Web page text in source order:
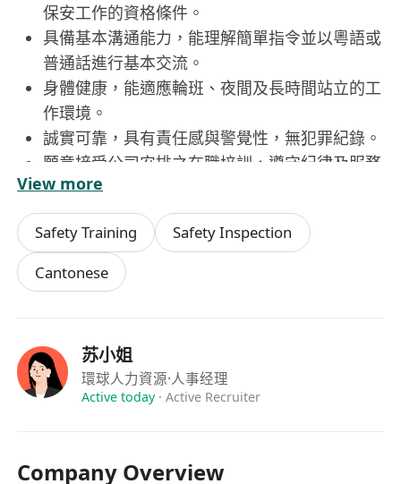
保安工作的資格條件。
具備基本溝通能力，能理解簡單指令並以粵語或
普通話進行基本交流。
身體健康，能適應輪班、夜間及長時間站立的工
作環境。
誠實可靠，具有責任感與警覺性，無犯罪紀錄。
願意接受公司安排之在職培訓，遵守紀律及服務
守則。
福利
提供具競爭力的月薪待遇，按時支付薪金。
享有法定有薪假期及年假，依合約條款執行休假
公司為員工購買僱員補償保險及第三方責任保
險。
View more
Safety Training
Safety Inspection
Cantonese
苏小姐
環球人力資源·人事经理
Active today· Active Recruiter
Company Overview